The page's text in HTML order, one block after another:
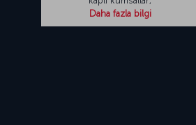
Daha fazla bilgi